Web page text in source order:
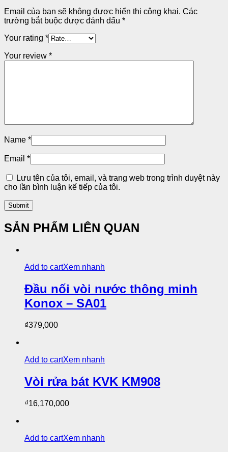
Email của bạn sẽ không được hiển thị công khai. Các
trường bắt buộc được đánh dấu *
Your rating *
Your review *
Name *
Email *
Lưu tên của tôi, email, và trang web trong trình duyệt này
cho lần bình luận kế tiếp của tôi.
SẢN PHẨM LIÊN QUAN
Add to cartXem nhanh
Đầu nối vòi nước thông minh
Konox – SA01
₫379,000
Add to cartXem nhanh
Vòi rửa bát KVK KM908
₫16,170,000
Add to cartXem nhanh